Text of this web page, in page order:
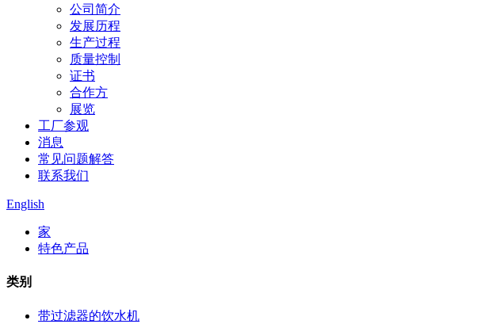
公司简介
发展历程
生产过程
质量控制
证书
合作方
展览
工厂参观
消息
常见问题解答
联系我们
English
家
特色产品
类别
带过滤器的饮水机